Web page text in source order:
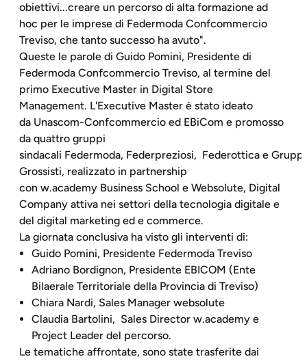
obiettivi...creare un percorso di alta formazione ad
hoc per le imprese di Federmoda Confcommercio
Treviso, che tanto successo ha avuto".
Queste le parole di Guido Pomini, Presidente di
Federmoda Confcommercio Treviso, al termine del
primo Executive Master in Digital Store
Management. L'Executive Master è stato ideato
da Unascom-Confcommercio ed EBiCom e promosso
da quattro gruppi
sindacali Federmoda, Federpreziosi, Federottica e
Grossisti, realizzato in partnership
con w.academy Business School e Websolute, Digital
Company attiva nei settori della tecnologia digitale e
del digital marketing ed e commerce.
La giornata conclusiva ha visto gli interventi di:
Guido Pomini, Presidente Federmoda Treviso
Adriano Bordignon, Presidente EBICOM (Ente
Bilaerale Territoriale della Provincia di Treviso)
Chiara Nardi, Sales Manager websolute
Claudia Bartolini, Sales Director w.academy e
Project Leader del percorso.
Le tematiche affrontate, sono state trasferite dai